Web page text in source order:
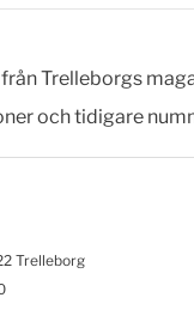
Trelleborgs
och tidigare
Trelleborg